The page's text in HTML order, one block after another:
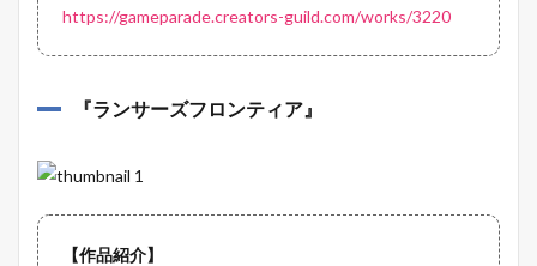
https://gameparade.creators-guild.com/works/3220
『ランサーズフロンティア 』
【作品紹介】